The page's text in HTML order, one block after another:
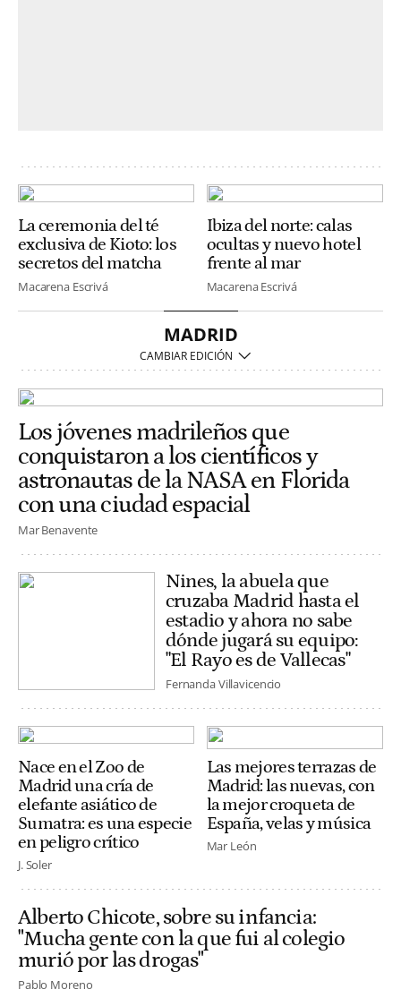
La ceremonia del té
exclusiva de Kioto: los
secretos del matcha
Macarena Escrivá
Ibiza del norte: calas
ocultas y nuevo hotel
frente al mar
Macarena Escrivá
MADRID
Los jóvenes madrileños que
conquistaron a los científicos y
astronautas de la NASA en Florida
con una ciudad espacial
Mar Benavente
Nines, la abuela que
cruzaba Madrid hasta el
estadio y ahora no sabe
dónde jugará su equipo:
"El Rayo es de Vallecas"
Fernanda Villavicencio
Nace en el Zoo de
Madrid una cría de
elefante asiático de
Sumatra: es una especie
en peligro crítico
J. Soler
Las mejores terrazas de
Madrid: las nuevas, con
la mejor croqueta de
España, velas y música
Mar León
Alberto Chicote, sobre su infancia:
"Mucha gente con la que fui al colegio
murió por las drogas"
Pablo Moreno